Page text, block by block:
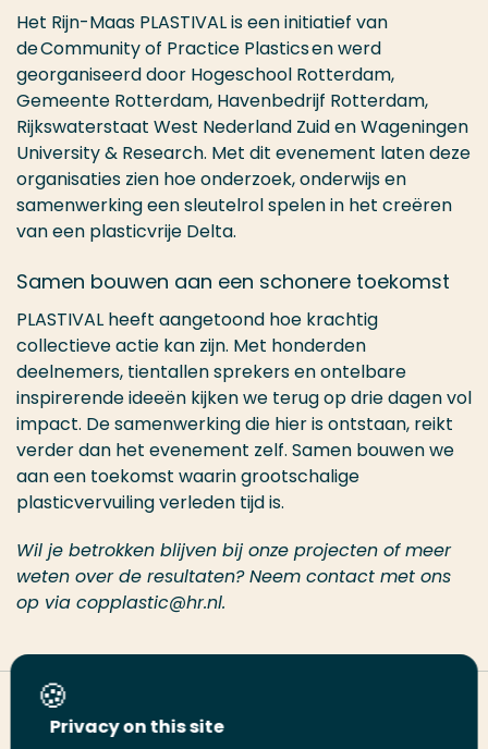
Het Rijn-Maas PLASTIVAL is een initiatief van
de Community of Practice Plastics en werd
georganiseerd door Hogeschool Rotterdam,
Gemeente Rotterdam, Havenbedrijf Rotterdam,
Rijkswaterstaat West Nederland Zuid en Wageningen
University & Research. Met dit evenement laten deze
organisaties zien hoe onderzoek, onderwijs en
samenwerking een sleutelrol spelen in het creëren
van een plasticvrije Delta.
Samen bouwen aan een schonere toekomst
PLASTIVAL heeft aangetoond hoe krachtig
collectieve actie kan zijn. Met honderden
deelnemers, tientallen sprekers en ontelbare
inspirerende ideeën kijken we terug op drie dagen vol
impact. De samenwerking die hier is ontstaan, reikt
verder dan het evenement zelf. Samen bouwen we
aan een toekomst waarin grootschalige
plasticvervuiling verleden tijd is.
Wil je betrokken blijven bij onze projecten of meer
weten over de resultaten? Neem contact met ons
op via copplastic@hr.nl.
Deel deze pagina
Privacy on this site